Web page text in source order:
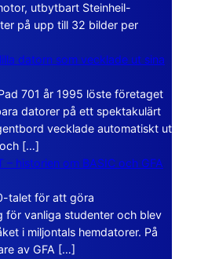
utbytbart Steinheil-
på upp till 32 bilder per
datorn som vecklade ut sina
701 år 1995 löste företaget
datorer på ett spektakulärt
vecklade automatiskt ut
[…]
historien om BASIC och GFA
talet för att göra
för vanliga studenter och blev
i miljontals hemdatorer. På
av GFA […]